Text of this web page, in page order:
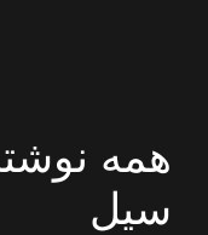
همه
سیل